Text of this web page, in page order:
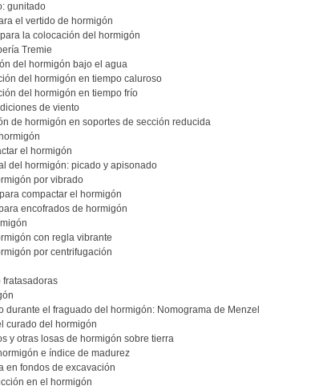
gunitado
el vertido de hormigón
la colocación del hormigón
Tremie
del hormigón bajo el agua
del hormigón en tiempo caluroso
del hormigón en tiempo frío
de viento
de hormigón en soportes de sección reducida
el hormigón
del hormigón: picado y apisonado
por vibrado
compactar el hormigón
encofrados de hormigón
con regla vibrante
por centrifugación
fratasadoras
durante el fraguado del hormigón: Nomograma de Menzel
curado del hormigón
y otras losas de hormigón sobre tierra
e índice de madurez
en fondos de excavación
en el hormigón